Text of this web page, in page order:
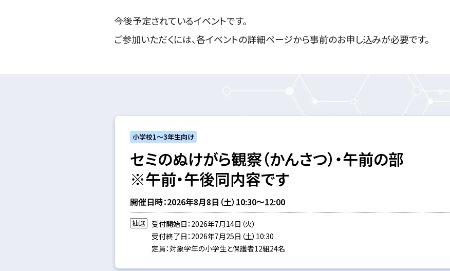
今後予定されているイベントです。
ご参加いただくには、各イベントの詳細ページから事前のお申し込みが必要です。
小学校1～3年生向け
セミのぬけがら観察（かんさつ）・午前の部
※午前・午後同内容です
開催日時：2026年8月8日（土）10:30～12:00
抽選
受付開始日：2026年7月14日（火）
受付終了日：2026年7月25日（土）10:30
定員：対象学年の小学生と保護者12組24名